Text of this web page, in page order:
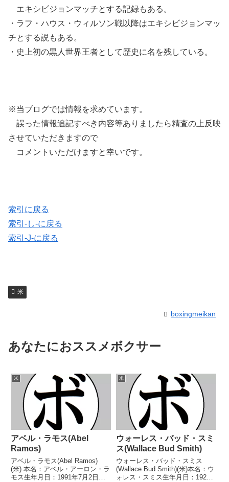
エキシビジョンマッチとする記録もある。
・ラフ・ハウス・ウィルソン戦以降はエキシビジョンマッ
チとする説もある。
・史上初の黒人世界王者として歴史に名を残している。
※当ブログでは情報を求めています。
誤った情報追記すべき内容等ありましたら精査の上反映
させていただきますので
コメントいただけますと幸いです。
索引に戻る
索引-し-に戻る
索引-J-に戻る
米
boxingmeikan
あなたにおススメボクサー
米
アベル・ラモス(Abel
Ramos)
アベル・ラモス(Abel Ramos)
(米) 本名：アベル・アーロン・ラ
モス生年月日：1991年7月2日国
米
ウォーレス・バッド・スミ
ス(Wallace Bud Smith)
ウォーレス・バッド・スミス
(Wallace Bud Smith)(米)本名：ウ
ォレス・スミス生年月日：1924